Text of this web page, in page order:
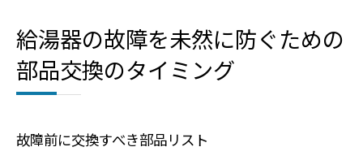
給湯器の故障を未然に防ぐための
部品交換のタイミング
故障前に交換すべき部品リスト